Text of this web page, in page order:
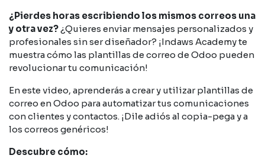
¿Pierdes horas escribiendo los mismos correos una
y otra vez?¿Quieres enviar mensajes personalizados y
profesionales sin ser diseñador? ¡Indaws Academy te
muestra cómo las plantillas de correo de Odoo pueden
revolucionar tu comunicación!
En este video, aprenderás a crear y utilizar plantillas de
correo en Odoo para automatizar tus comunicaciones
con clientes y contactos. ¡Dile adiós al copia-pega y a
los correos genéricos!
Descubre cómo: